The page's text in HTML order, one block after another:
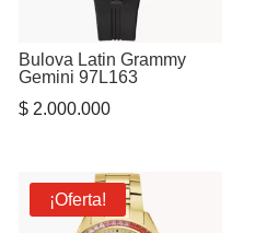
Bulova Latin Grammy
Gemini 97L163
$2.000.000
¡Oferta!